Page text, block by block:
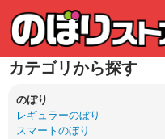
カテゴリから探す
のぼり
レギュラーのぼり
スマートのぼり